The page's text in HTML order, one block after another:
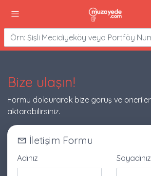
Bize ulaşın!
Formu doldurarak bize görüş ve
aktarabilirsiniz.
İletişim Formu
Adınız Soyadınız